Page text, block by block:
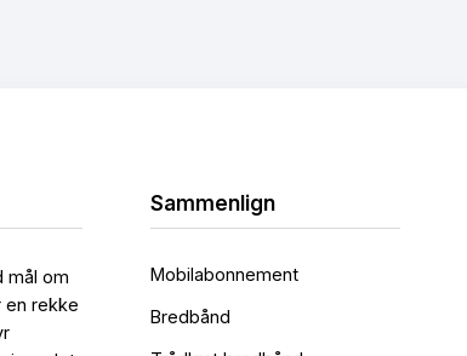
mål om
en rekke
Sammenlign
Mobilabonnement
Bredbånd